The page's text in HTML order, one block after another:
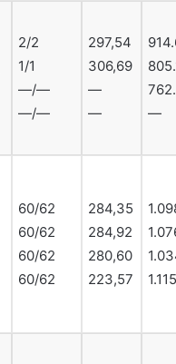
2/2
1/1
—/—
—/—
297,54
306,69
—
—
—
60/62
60/62
60/62
60/62
284,35
284,92
280,60
223,57